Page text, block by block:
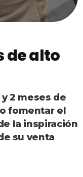
de alto
2 meses de
fomentar el
la inspiración
su venta